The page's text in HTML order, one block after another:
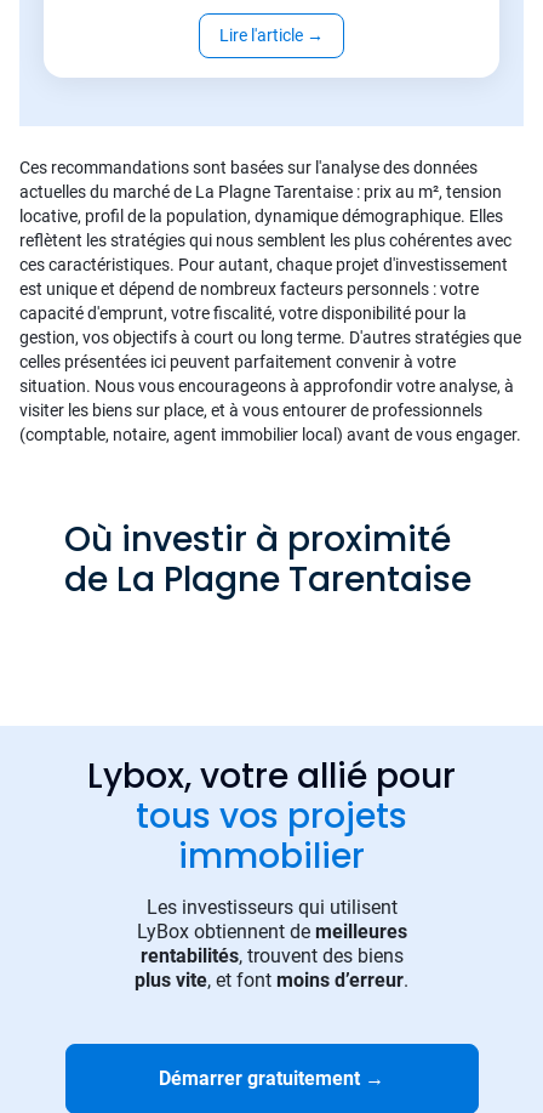
Lire l'article →
Ces recommandations sont basées sur l'analyse des données
actuelles du marché de La Plagne Tarentaise : prix au m², tension
locative, profil de la population, dynamique démographique. Elles
reflètent les stratégies qui nous semblent les plus cohérentes avec
ces caractéristiques. Pour autant, chaque projet d'investissement
est unique et dépend de nombreux facteurs personnels : votre
capacité d'emprunt, votre fiscalité, votre disponibilité pour la
gestion, vos objectifs à court ou long terme. D'autres stratégies que
celles présentées ici peuvent parfaitement convenir à votre
situation. Nous vous encourageons à approfondir votre analyse, à
visiter les biens sur place, et à vous entourer de professionnels
(comptable, notaire, agent immobilier local) avant de vous engager.
Où investir à proximité
de La Plagne Tarentaise
Lybox, votre allié pour
tous vos projets
immobilier
Les investisseurs qui utilisent
LyBox obtiennent de meilleures
rentabilités, trouvent des biens
plus vite, et font moins d’erreur.
Démarrer gratuitement →